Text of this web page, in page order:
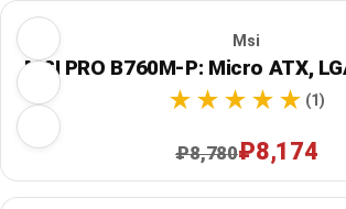
Msi
MSI PRO B760M-P: Micro ATX,
(1)
₽8,780₽8,174